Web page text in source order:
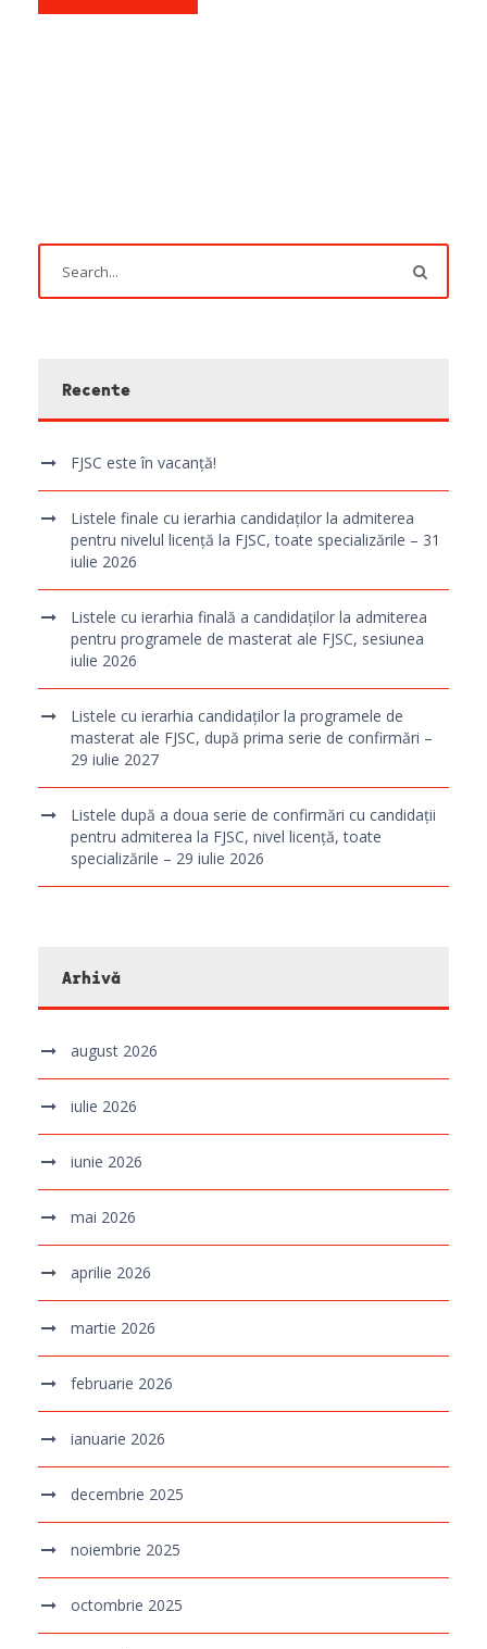
Recente
FJSC este în vacanță!
Listele finale cu ierarhia candidaților la admiterea
pentru nivelul licență la FJSC, toate specializările – 31
iulie 2026
Listele cu ierarhia finală a candidaților la admiterea
pentru programele de masterat ale FJSC, sesiunea
iulie 2026
Listele cu ierarhia candidaților la programele de
masterat ale FJSC, după prima serie de confirmări –
29 iulie 2027
Listele după a doua serie de confirmări cu candidații
pentru admiterea la FJSC, nivel licență, toate
specializările – 29 iulie 2026
Arhivă
august 2026
iulie 2026
iunie 2026
mai 2026
aprilie 2026
martie 2026
februarie 2026
ianuarie 2026
decembrie 2025
noiembrie 2025
octombrie 2025